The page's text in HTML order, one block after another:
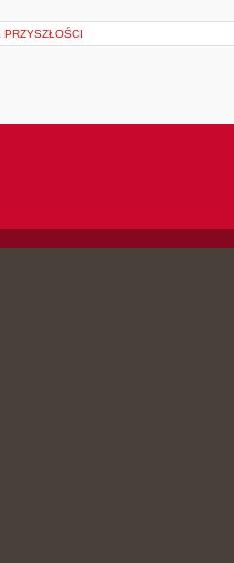
PRZYSZŁOŚCI